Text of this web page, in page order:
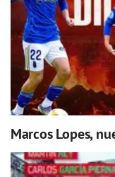
Marcos Lopes,